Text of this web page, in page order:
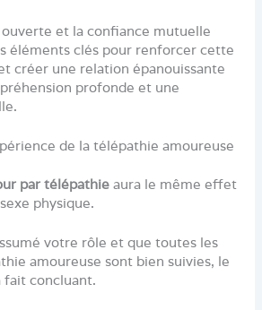
et la confiance mutuelle
éléments clés pour renforcer cette
créer une relation épanouissante
profonde et une
de la télépathie amoureuse
par télépathie aura le même effet
physique.
votre rôle et que toutes les
amoureuse sont bien suivies, le
fait concluant.